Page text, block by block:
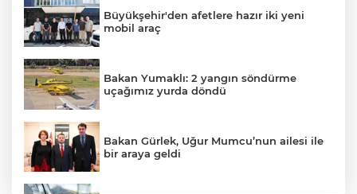
Büyükşehir'den afetlere hazır iki yeni
mobil araç
Bakan Yumaklı: 2 yangın söndürme
uçağımız yurda döndü
Bakan Gürlek, Uğur Mumcu’nun ailesi ile
bir araya geldi